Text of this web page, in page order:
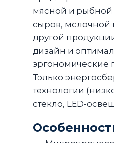
мясной и рыбной
сыров, молочной
другой
дизайн и
эргономические
Только
технологии
стекло, LED-